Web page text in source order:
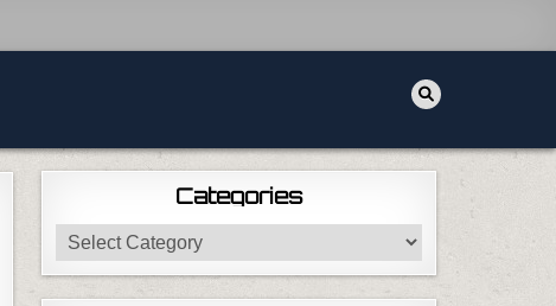
Categories
Categories